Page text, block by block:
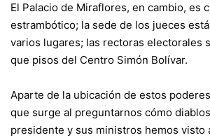
El Palacio de Miraflores, en cambio, es
estrambótico; la sede de los jueces
varios lugares; las rectoras electorales
que pisos del Centro Simón Bolívar.
Aparte de la ubicación de estos
que surge al preguntarnos cómo
presidente y sus ministros hemos visto